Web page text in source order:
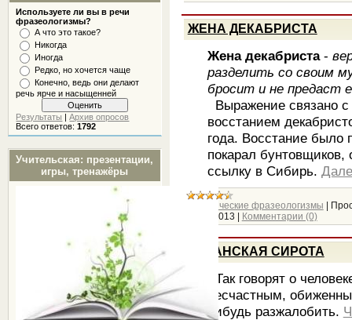
Используете ли вы в речи
фразеологизмы?
А что это такое?
Никогда
Иногда
Редко, но хочется чаще
Конечно, ведь они делают
речь ярче и насыщенней
Результаты |Архив опросов
Всего ответов:1792
Учительская: презентации,
игры, тренажёры
ЖЕНА ДЕКАБРИСТА
Жена декабриста-
разделить со своим
бросит и не предаст
Выражение связано
восстанием
года. Восстание было
покарал
ссылку в Сибирь.
Исторические фразеологизмы |
24.06.2013 | Комментарии (0)
КАЗАНСКАЯ СИРОТА
Так говорят о
несчастным,
нибудь разжалобить.